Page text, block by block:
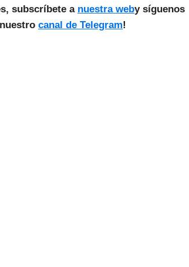
subscríbete a nuestra weby síguenos
canal de Telegram!